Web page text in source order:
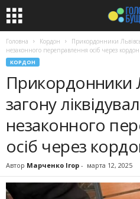
Головна Кордон
Прикордонники
незаконного переправлення осіб через кордон
КОРДОН
Прикордонники
загону
незаконного
осіб через
Автор Марченко Ігор - марта 12, 2025